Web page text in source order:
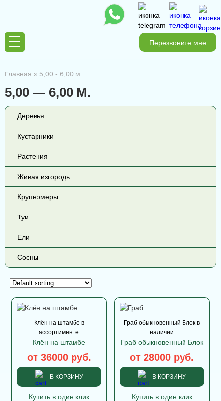
Перезвоните мне
Главная » 5,00 - 6,00 м.
5,00 — 6,00 М.
Деревья
Кустарники
Растения
Живая изгородь
Крупномеры
Туи
Ели
Сосны
Клён на штамбе в
ассортименте
Клён на штамбе
от 36000 руб.
В КОРЗИНУ
Купить в один клик
Граб обыкновенный Блок в
наличии
Граб обыкновенный Блок
от 28000 руб.
В КОРЗИНУ
Купить в один клик